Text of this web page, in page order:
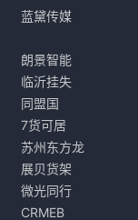
蓝黛传媒
朗景智能
临沂挂失
同盟国
7货可居
苏州东方龙
展贝货架
微光同行
CRMEB